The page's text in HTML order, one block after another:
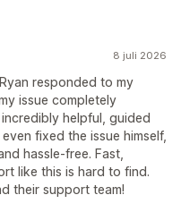
8 juli 2026
responded to my
issue completely
helpful, guided
fixed the issue himself,
hassle-free. Fast,
like this is hard to find.
their support team!